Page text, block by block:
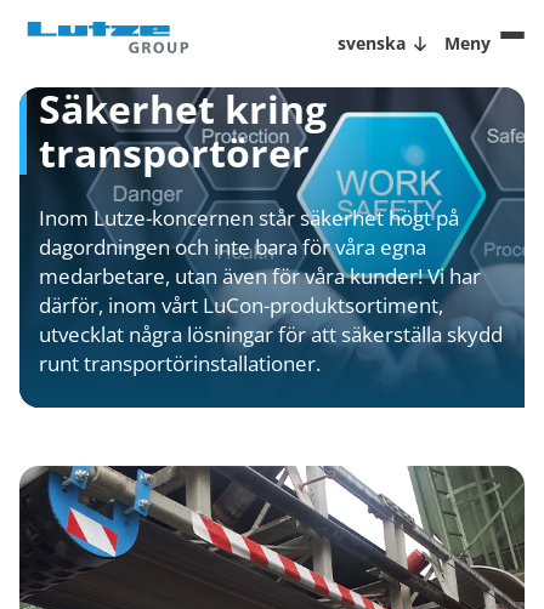
svenska Meny
Säkerhet kring
transportörer
Inom Lutze-koncernen står säkerhet högt på
dagordningen och inte bara för våra egna
medarbetare, utan även för våra kunder! Vi har
därför, inom vårt LuCon-produktsortiment,
utvecklat några lösningar för att säkerställa skydd
runt transportörinstallationer.